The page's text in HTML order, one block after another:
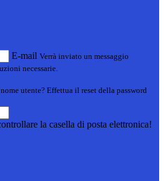
E-mail Verrà inviato un messaggio
necessarie.
utente? Effettua il reset della password
la casella di posta elettronica!